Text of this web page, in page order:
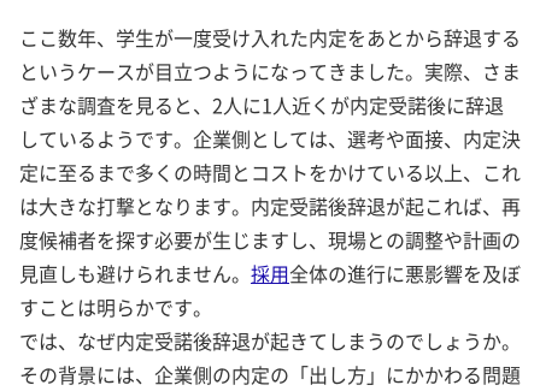
ここ数年、学生が一度受け入れた内定をあとから辞退する
というケースが目立つようになってきました。実際、さま
ざまな調査を見ると、2人に1人近くが内定受諾後に辞退
しているようです。企業側としては、選考や面接、内定決
定に至るまで多くの時間とコストをかけている以上、これ
は大きな打撃となります。内定受諾後辞退が起これば、再
度候補者を探す必要が生じますし、現場との調整や計画の
見直しも避けられません。 採用全体の進行に悪影響を及ぼ
すことは明らかです。
では、なぜ内定受諾後辞退が起きてしまうのでしょうか。
その背景には、企業側の内定の「出し方」にかかわる問題